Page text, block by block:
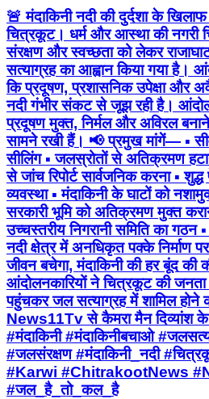
🚨 मंदाकिनी नदी की दुर्दशा के
चित्रकूट। धर्म और आस्था की नगरी
संरक्षण और स्वच्छता को लेकर
सत्याग्रह का आह्वान किया गया है।
कि प्रदूषण, प्रशासनिक उपेक्षा और
नदी गंभीर संकट से जूझ रही है।
प्रदूषण मुक्त, निर्मल और अविरल
सामने रखी हैं। 📢 प्रमुख मांगें— ▪️
सीलिंग ▪️ जलस्रोतों से अतिक्रमण
से जांच रिपोर्ट सार्वजनिक करना ▪️
व्यवस्था ▪️ मंदाकिनी के घाटों को
सरकारी भूमि को अतिक्रमण मुक्त
उच्चस्तरीय निगरानी समिति का गठन
नदी क्षेत्र में अनधिकृत पक्के निर्माण
जीवन बचेगा, मंदाकिनी की हर बूंद की
आंदोलनकारियों ने चित्रकूट की जनता
पहुंचकर जल सत्याग्रह में शामिल होने
News11Tv से कैमरा मैन दिव्यांश
#मंदाकिनी #मंदाकिनीबचाओ
#जलसंरक्षण #मंदाकिनी_नदी
#Karwi #ChitrakootNews
#जल_है_तो_कल_है